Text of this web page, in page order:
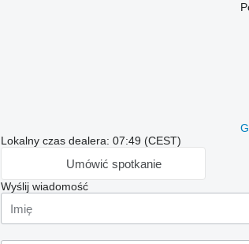
Lokalny czas dealera: 07:49 (CEST)
Umówić spotkanie
Wyślij wiadomość